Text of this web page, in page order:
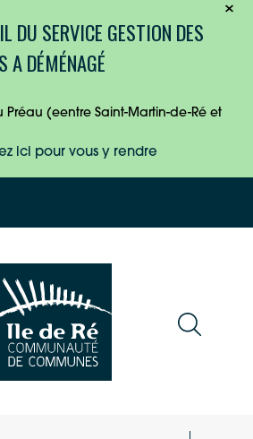
DU SERVICE GESTION DES
A DÉMÉNAGÉ
Préau (eentre Saint-Martin-de-Ré et
ici pour vous y rendre